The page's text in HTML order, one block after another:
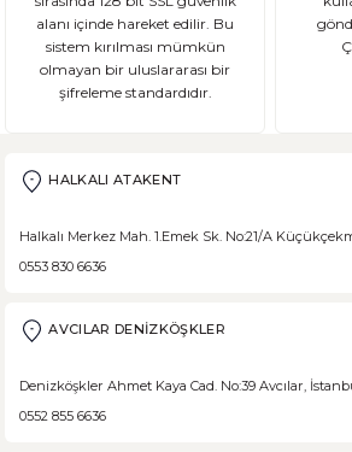
DEVAMI
Şeker Hastaları Hangi Tür
DEVAMI
Borodinsky Rus Ekmeği, rus siyah çavdar
alanı içinde hareket edilir. Bu
sistem kırılması mümkün
olmayan bir uluslararası bir
şifreleme standardıdır.
HALKALI ATAKENT
Halkalı Merkez Mah. 1.Emek Sk. No:21/A
0553 830 6636
AVCILAR DENİZKÖŞKLER
Denizköşkler Ahmet Kaya Cad. No:39 Avcılar,
0552 855 6636